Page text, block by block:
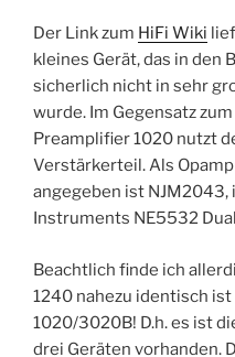
Der Link zum HiFi Wiki
kleines Gerät, das in den
sicherlich nicht in sehr
wurde. Im Gegensatz
Preamplifier 1020 nutzt
Verstärkerteil. Als
angegeben ist
Instruments NE5532
Beachtlich finde ich
1240 nahezu identisch
1020/3020B! D.h. es ist
drei Geräten vorhanden.